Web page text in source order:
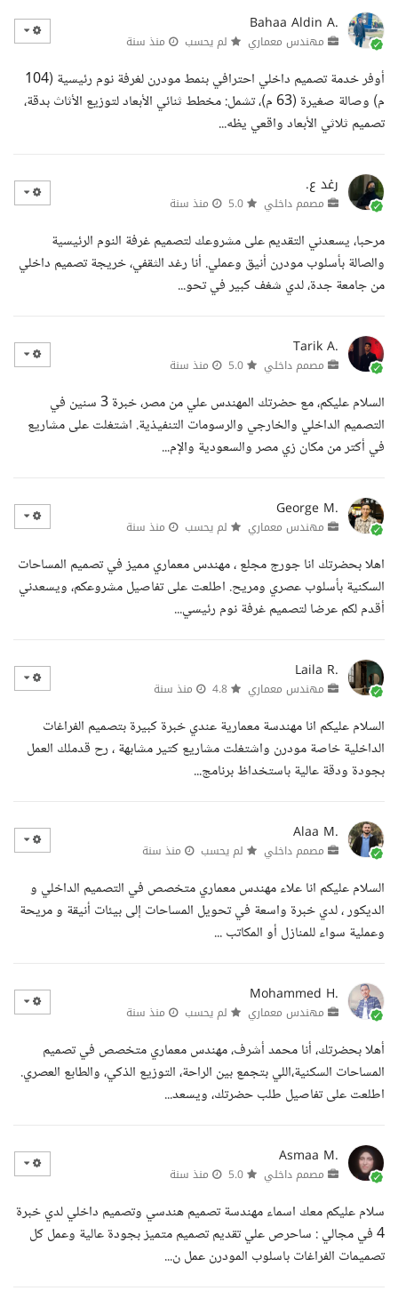
Bahaa Aldin A.
مهندس معماري لم يحسب منذ سنة
أوفر خدمة تصميم داخلي احترافي بنمط مودرن لغرفة نوم رئيسية (104
م) وصالة صغيرة (63 م)، تشمل: مخطط ثنائي الأبعاد لتوزيع الأثاث بدقة،
تصميم ثلاثي الأبعاد واقعي يظه...
رغد ع.
مصمم داخلي منذ سنة
مرحبا، يسعدني التقديم على مشروعك لتصميم غرفة النوم الرئيسية
والصالة بأسلوب مودرن أنيق وعملي. أنا رغد الثقفي، خريجة تصميم داخلي
من جامعة جدة، لدي شغف كبير في تحو...
Tarik A.
مصمم داخلي منذ سنة
السلام عليكم، مع حضرتك المهندس علي من مصر، خبرة 3 سنين في
التصميم الداخلي والخارجي والرسومات التنفيذية. اشتغلت على مشاريع
في أكتر من مكان زي مصر والسعودية والإم...
George M.
مهندس معماري لم يحسب منذ سنة
اهلا بحضرتك انا جورج مجلع ، مهندس معماري مميز في تصميم المساحات
السكنية بأسلوب عصري ومريح. اطلعت على تفاصيل مشروعكم، ويسعدني
أقدم لكم عرضا لتصميم غرفة نوم رئيسي...
Laila R.
مهندس معماري منذ سنة
السلام عليكم انا مهندسة معمارية عندي خبرة كبيرة بتصميم الفراغات
الداخلية خاصة مودرن واشتغلت مشاريع كتير مشابهة ، رح قدملك العمل
بجودة ودقة عالية باستخداظ برنامج...
Alaa M.
مصمم داخلي لم يحسب منذ سنة
السلام عليكم انا علاء مهندس معماري متخصص في التصميم الداخلي و
الديكور ، لدي خبرة واسعة في تحويل المساحات إلى بيئات أنيقة و مريحة
وعملية سواء للمنازل أو المكاتب ...
Mohammed H.
مهندس معماري لم يحسب منذ سنة
أهلا بحضرتك، أنا محمد أشرف، مهندس معماري متخصص في تصميم
المساحات السكنية،اللي بتجمع بين الراحة، التوزيع الذكي، والطابع العصري.
اطلعت على تفاصيل طلب حضرتك، ويسعد...
Asmaa M.
مصمم داخلي منذ سنة
سلام عليكم معك اسماء مهندسة تصميم هندسي وتصميم داخلي لدي خبرة
4 في مجالي : ساحرص علي تقديم تصميم متميز بجودة عالية وعمل كل
تصميمات الفراغات باسلوب المودرن عمل ن...